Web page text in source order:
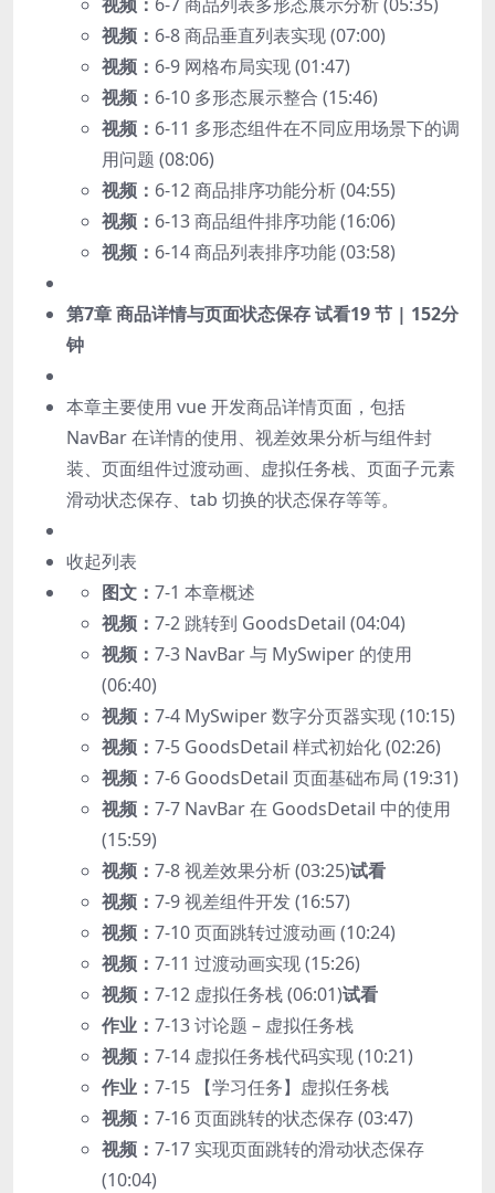
视频： 6-8 商品垂直列表实现 (07:00)
视频： 6-9 网格布局实现 (01:47)
视频： 6-10 多形态展示整合 (15:46)
视频： 6-11 多形态组件在不同应用场景下的调
用问题 (08:06)
视频： 6-12 商品排序功能分析 (04:55)
视频： 6-13 商品组件排序功能 (16:06)
视频： 6-14 商品列表排序功能 (03:58)
第7章 商品详情与页面状态保存试看19 节 | 152分
钟
本章主要使用 vue 开发商品详情页面，包括
NavBar 在详情的使用、视差效果分析与组件封
装、页面组件过渡动画、虚拟任务栈、页面子元素
滑动状态保存、tab 切换的状态保存等等。
收起列表
图文： 7-1 本章概述
视频： 7-2 跳转到 GoodsDetail (04:04)
视频： 7-3 NavBar 与 MySwiper 的使用
(06:40)
视频： 7-4 MySwiper 数字分页器实现 (10:15)
视频： 7-5 GoodsDetail 样式初始化 (02:26)
视频： 7-6 GoodsDetail 页面基础布局 (19:31)
视频： 7-7 NavBar 在 GoodsDetail 中的使用
(15:59)
视频： 7-8 视差效果分析 (03:25)试看
视频： 7-9 视差组件开发 (16:57)
视频： 7-10 页面跳转过渡动画 (10:24)
视频： 7-11 过渡动画实现 (15:26)
视频： 7-12 虚拟任务栈 (06:01)试看
作业： 7-13 讨论题 – 虚拟任务栈
视频： 7-14 虚拟任务栈代码实现 (10:21)
作业： 7-15 【学习任务】虚拟任务栈
视频： 7-16 页面跳转的状态保存 (03:47)
视频： 7-17 实现页面跳转的滑动状态保存
(10:04)